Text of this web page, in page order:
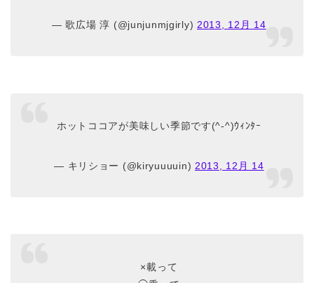
— 歌広場 淳 (@junjunmjgirly)2013, 12月 14
ホットココアが美味しい季節です(^-^)ｳｨﾝﾀｰ
— キリショー (@kiryuuuuin) 2013, 12月 14
×載って